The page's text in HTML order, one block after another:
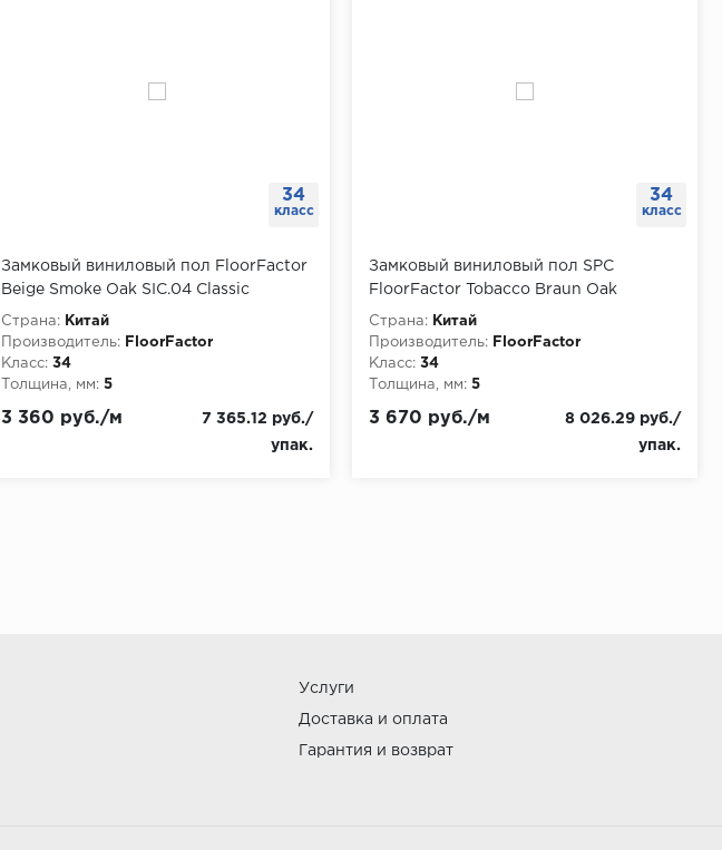
34
класс
Замковый виниловый пол FloorFactor
Beige Smoke Oak SIC.04 Classic
1218х180х5 мм, упаковка 2.192 м
Страна:
Китай
Производитель:
FloorFactor
Класс: 34
Толщина, мм: 5
3 360 руб./м
7 365.12 руб./
упак.
34
класс
Замковый виниловый пол SPC
FloorFactor Tobacco Braun Oak
675х135х5 мм, упаковка 2.187 м
Страна:
Китай
Производитель:
FloorFactor
Класс: 34
Толщина, мм: 5
3 670 руб./м
8 026.29 руб./
упак.
Услуги
Доставка и оплата
Гарантия и возврат